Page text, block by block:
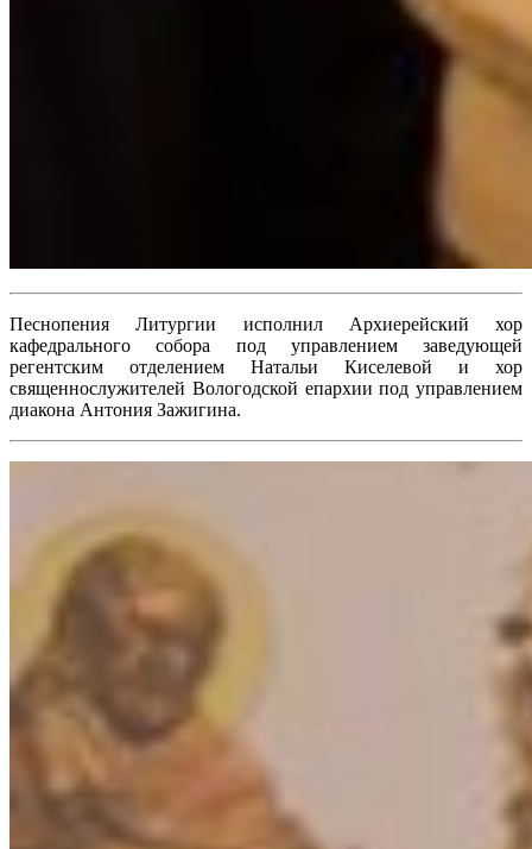
Песнопения Литургии исполнил Архиерейский хор
кафедрального собора под управлением заведующей
регентским отделением Натальи Киселевой и хор
священнослужителей Вологодской епархии под управлением
диакона Антония Зажигина.